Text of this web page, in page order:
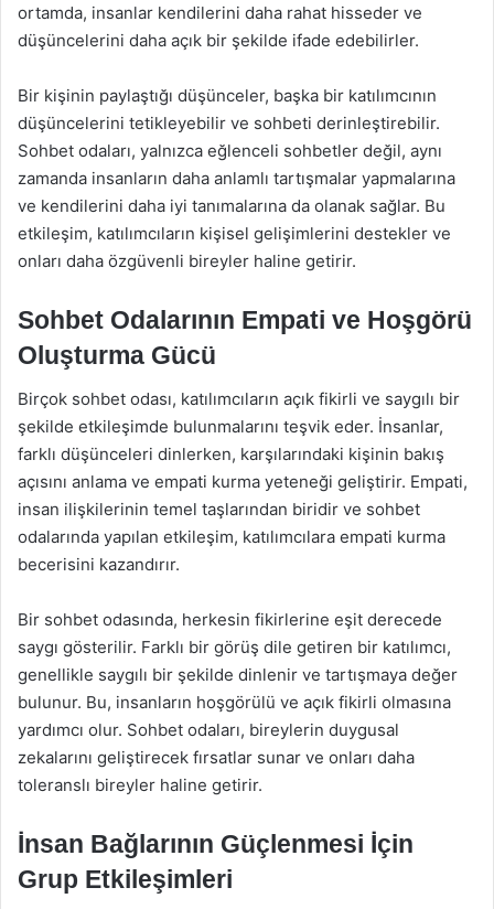
ortamda, insanlar kendilerini daha rahat hisseder ve
düşüncelerini daha açık bir şekilde ifade edebilirler.
Bir kişinin paylaştığı düşünceler, başka bir katılımcının
düşüncelerini tetikleyebilir ve sohbeti derinleştirebilir.
Sohbet odaları, yalnızca eğlenceli sohbetler değil, aynı
zamanda insanların daha anlamlı tartışmalar yapmalarına
ve kendilerini daha iyi tanımalarına da olanak sağlar. Bu
etkileşim, katılımcıların kişisel gelişimlerini destekler ve
onları daha özgüvenli bireyler haline getirir.
Sohbet Odalarının Empati ve Hoşgörü
Oluşturma Gücü
Birçok sohbet odası, katılımcıların açık fikirli ve saygılı bir
şekilde etkileşimde bulunmalarını teşvik eder. İnsanlar,
farklı düşünceleri dinlerken, karşılarındaki kişinin bakış
açısını anlama ve empati kurma yeteneği geliştirir. Empati,
insan ilişkilerinin temel taşlarından biridir ve sohbet
odalarında yapılan etkileşim, katılımcılara empati kurma
becerisini kazandırır.
Bir sohbet odasında, herkesin fikirlerine eşit derecede
saygı gösterilir. Farklı bir görüş dile getiren bir katılımcı,
genellikle saygılı bir şekilde dinlenir ve tartışmaya değer
bulunur. Bu, insanların hoşgörülü ve açık fikirli olmasına
yardımcı olur. Sohbet odaları, bireylerin duygusal
zekalarını geliştirecek fırsatlar sunar ve onları daha
toleranslı bireyler haline getirir.
İnsan Bağlarının Güçlenmesi İçin
Grup Etkileşimleri